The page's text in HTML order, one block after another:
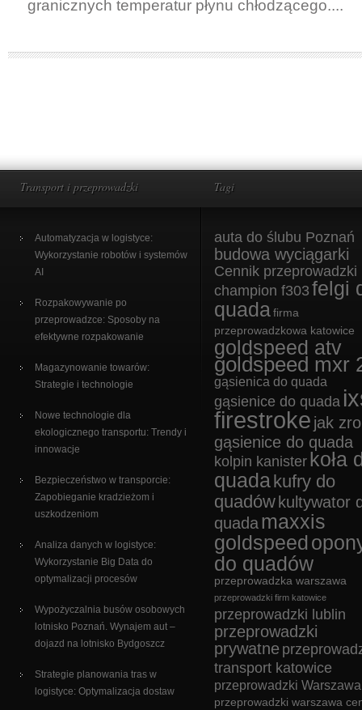
granicznych temperatur płynu chłodzącego....
Transport i przeprowadzki
Automatyzacja w logistyce:
Wykorzystanie robotów i systemów
AI
Rozpakowywanie po
przeprowadzce: Sposoby na
efektywne rozpakowanie
Magazynowanie towarów:
Strategie i technologie
Nowe technologie dla
ekologicznego transportu: Trendy i
innowacje
Bezpieczeństwo w transporcie:
Zapobieganie kradzieżom i
uszkodzeniom
Analiza danych w logistyce:
Wykorzystanie Big Data do
optymalizacji procesów
Wypożyczalnia busów osobowych
lotnisko Poznań. Wynajem aut –
dojazd na lotnisko Bydgoszcz
Strategie planowania tras w
logistyce: Optymalizacja dostaw
Tagi
auta do ślubu Poznań
budowa wyciągarki
Cennik przeprowadzki
champion f303 felgi
quada firma
przeprowadzkowa katowice
goldspeed atv
goldspeed mxr
gąsienica do quada
gąsienice do quada
firestroke jak
gąsienice do quada
kolpin kanister koła
quada kufry do
quadów kultywator
quada maxxis
goldspeed
do quadów
przeprowadzka warszawa
przeprowadzki firm katowice
przeprowadzki lublin
przeprowadzki
prywatne
transport katowice
przeprowadzki Warszawa
przeprowadzki warszawa